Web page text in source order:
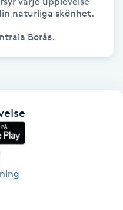
naturliga skönhet.
Borås.